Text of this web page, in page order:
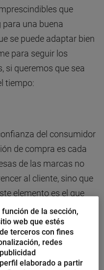
que
para una buena
se puede adaptar bien
para seguir los
si queremos que sea
tiempo:
del consumidor
de compra es cada
de las marcas no
al cliente, sino que
elemento es el que
marca y la distingue
de manera funcional,
comerciales
de la sección,
web que estés
terceros con fines
redes
elaborado a partir